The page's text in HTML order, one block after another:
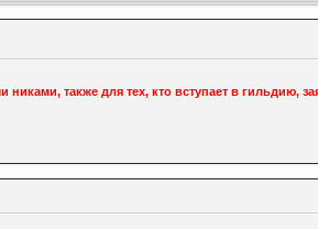
также для тех, кто вступает в гильдию,